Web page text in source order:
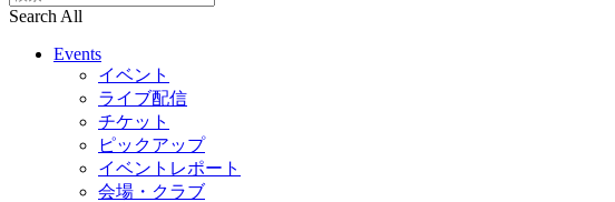
Search All
Events
イベント
ライブ配信
チケット
ピックアップ
イベントレポート
会場・クラブ